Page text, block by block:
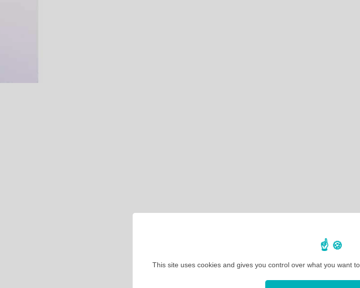
This site uses cookies and gives you control over what you want